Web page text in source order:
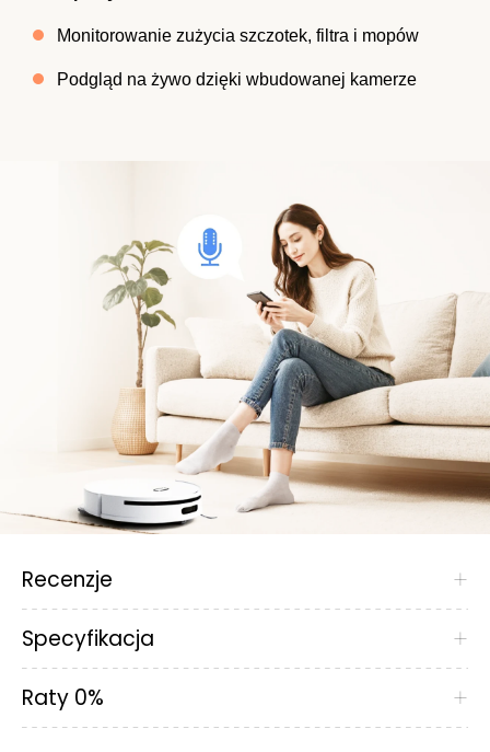
Monitorowanie zużycia szczotek, filtra i mopów
Podgląd na żywo dzięki wbudowanej kamerze
Recenzje +
Specyfikacja +
Raty 0% +